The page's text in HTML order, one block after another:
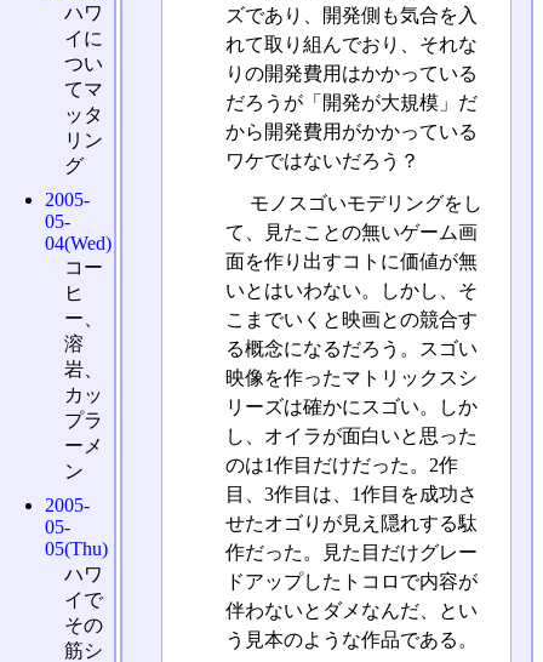
ズであり、開発側も気合を入
れて取り組んでおり、それな
りの開発費用はかかっている
だろうが「開発が大規模」だ
から開発費用がかかっている
ワケではないだろう？
モノスゴいモデリングをし
て、見たことの無いゲーム画
面を作り出すコトに価値が無
いとはいわない。しかし、そ
こまでいくと映画との競合す
る概念になるだろう。スゴい
映像を作ったマトリックスシ
リーズは確かにスゴい。しか
し、オイラが面白いと思った
のは1作目だけだった。2作
目、3作目は、1作目を成功さ
せたオゴりが見え隠れする駄
作だった。見た目だけグレー
ドアップしたトコロで内容が
伴わないとダメなんだ、とい
う見本のような作品である。
ハワ
イに
つい
てマ
ッタ
リン
グ
2005-
05-
04(Wed)
コー
ヒ
ー、
溶
岩、
カッ
プラ
ーメ
ン
2005-
05-
05(Thu)
ハワ
イで
その
筋シ